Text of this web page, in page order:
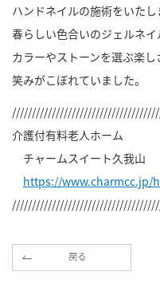
ハンドネイルの施術をいたし
春らしい色合いのジェルネ
カラーやストーンを選ぶ楽し
笑みがこぼれていました。
介護付有料老人ホーム
チャームスイート久我山
https://www.charmcc.jp/
戻る